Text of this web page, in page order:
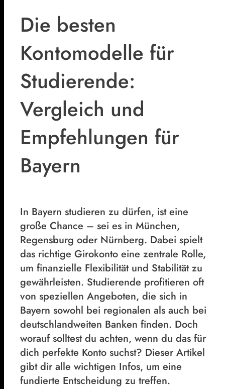
Die besten
Kontomodelle für
Studierende:
Vergleich und
Empfehlungen für
Bayern
In Bayern studieren zu dürfen, ist eine
große Chance – sei es in München,
Regensburg oder Nürnberg. Dabei spielt
das richtige Girokonto eine zentrale Rolle,
um finanzielle Flexibilität und Stabilität zu
gewährleisten. Studierende profitieren oft
von speziellen Angeboten, die sich in
Bayern sowohl bei regionalen als auch bei
deutschlandweiten Banken finden. Doch
worauf solltest du achten, wenn du das für
dich perfekte Konto suchst? Dieser Artikel
gibt dir alle wichtigen Infos, um eine
fundierte Entscheidung zu treffen.